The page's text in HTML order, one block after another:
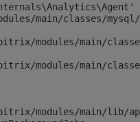
main/classes/